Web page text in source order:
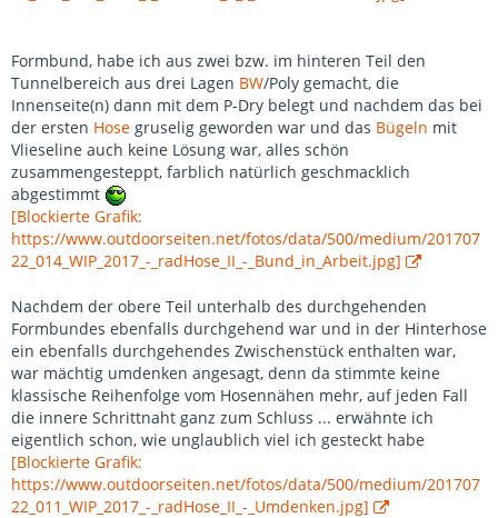
Formbund, habe ich aus zwei bzw. im hinteren Teil den
Tunnelbereich aus drei Lagen BW/Poly gemacht, die
Innenseite(n) dann mit dem P-Dry belegt und nachdem das bei
der ersten Hose gruselig geworden war und das Bügeln mit
Vlieseline auch keine Lösung war, alles schön
zusammengesteppt, farblich natürlich geschmacklich
abgestimmt
[Blockierte Grafik:
https://www.outdoorseiten.net/fotos/data/500/medium/201707
22_014_WIP_2017_-_radHose_II_-_Bund_in_Arbeit.jpg]
Nachdem der obere Teil unterhalb des durchgehenden
Formbundes ebenfalls durchgehend war und in der Hinterhose
ein ebenfalls durchgehendes Zwischenstück enthalten war,
war mächtig umdenken angesagt, denn da stimmte keine
klassische Reihenfolge vom Hosennähen mehr, auf jeden Fall
die innere Schrittnaht ganz zum Schluss ... erwähnte ich
eigentlich schon, wie unglaublich viel ich gesteckt habe
[Blockierte Grafik:
https://www.outdoorseiten.net/fotos/data/500/medium/201707
22_011_WIP_2017_-_radHose_II_-_Umdenken.jpg]